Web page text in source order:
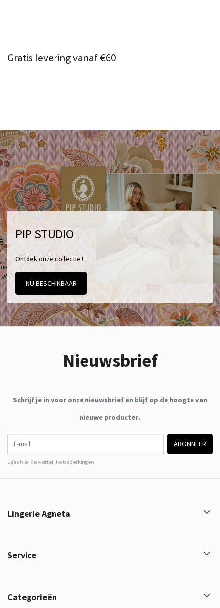
Gratis levering vanaf €60
PIP STUDIO
Ontdek onze collectie !
NU BESCHIKBAAR
Nieuwsbrief
Schrijf je in voor onze nieuwsbrief en blijf op de hoogte van
nieuwe producten.
ABONNEER
Lees hier de wettelijke beperkingen
Lingerie Agneta
Service
Categorieën